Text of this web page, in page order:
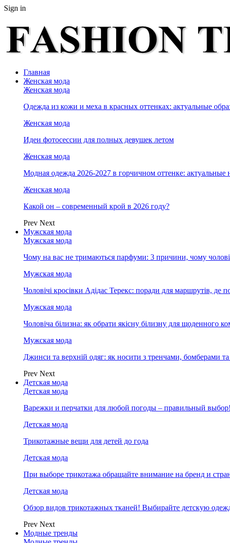
Sign in
Главная
Женская мода
Женская мода
Одежда из кожи и меха в красных оттенках: актуальные
Женская мода
Идеи фотосессии для полных девушек летом
Женская мода
Модная одежда 2026-2027 в горчичном оттенке: актуальные
Женская мода
Какой он – современный крой в 2026 году?
Prev Next
Мужская мода
Мужская мода
Чому на вас не тримаються парфуми: 3 причини, чому
Мужская мода
Чоловічі кросівки Адідас Терекс: поради для маршрутів, де
Мужская мода
Чоловіча білизна: як обрати якісну білизну для щоденного
Мужская мода
Джинси та верхній одяг: як носити з тренчами, бомберами
Prev Next
Детская мода
Детская мода
Варежки и перчатки для любой погоды – правильный выбор!
Детская мода
Трикотажные вещи для детей до года
Детская мода
При выборе трикотажа обращайте внимание на бренд и
Детская мода
Обзор видов трикотажных тканей! Выбирайте детскую
Prev Next
Модные тренды